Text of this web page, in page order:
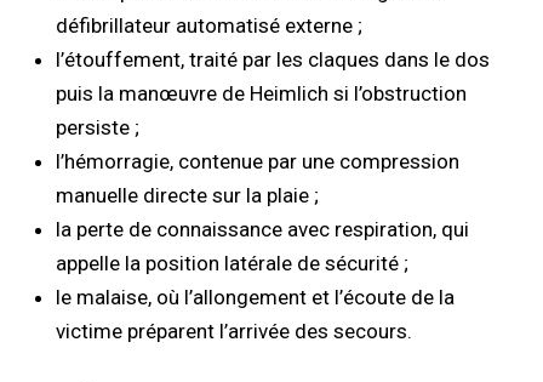
défibrillateur automatisé externe ;
l’étouffement, traité par les claques dans le dos
puis la manœuvre de Heimlich si l’obstruction
persiste ;
l’hémorragie, contenue par une compression
manuelle directe sur la plaie ;
la perte de connaissance avec respiration, qui
appelle la position latérale de sécurité ;
le malaise, où l’allongement et l’écoute de la
victime préparent l’arrivée des secours.